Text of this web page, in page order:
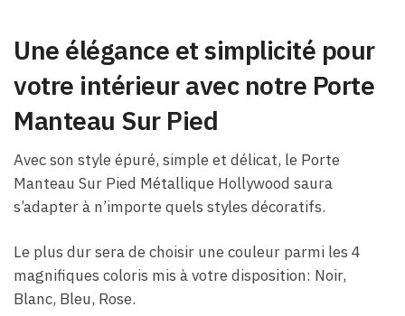
Une élégance et simplicité pour
votre intérieur avec notre Porte
Manteau Sur Pied
Avec son style épuré, simple et délicat, le Porte
Manteau Sur Pied Métallique Hollywood saura
s’adapter à n’importe quels styles décoratifs.
Le plus dur sera de choisir une couleur parmi les 4
magnifiques coloris mis à votre disposition: Noir,
Blanc, Bleu, Rose.